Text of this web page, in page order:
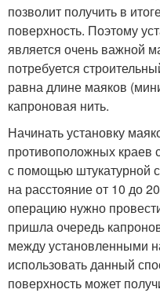
позволит получить в
поверхность. Поэтому
является очень важной
потребуется
равна длине маяков
капроновая нить.
Начинать установку
противоположных краев
с помощью штукатурной
на расстояние от 10 до
операцию нужно
пришла очередь
между установленными
использовать данный
поверхность может